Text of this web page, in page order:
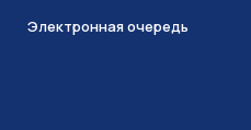
Электронная очередь